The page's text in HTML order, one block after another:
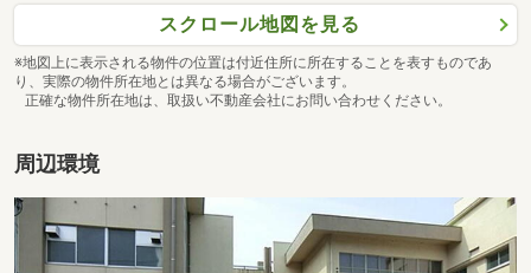
スクロール地図を見る
※地図上に表示される物件の位置は付近住所に所在することを表すものであ
り、実際の物件所在地とは異なる場合がございます。
正確な物件所在地は、取扱い不動産会社にお問い合わせください。
周辺環境